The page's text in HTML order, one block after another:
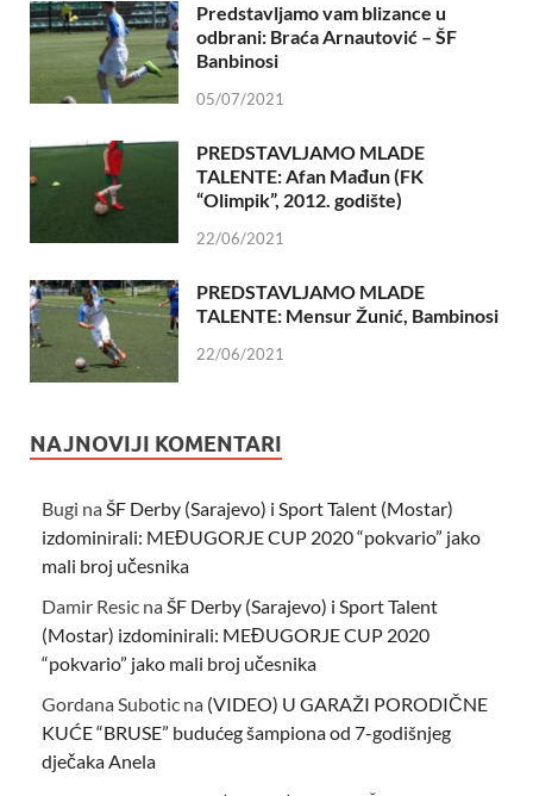
Predstavljamo vam blizance u
odbrani: Braća Arnautović – ŠF
Banbinosi
05/07/2021
PREDSTAVLJAMO MLADE
TALENTE: Afan Mađun (FK
“Olimpik”, 2012. godište)
22/06/2021
PREDSTAVLJAMO MLADE
TALENTE: Mensur Žunić, Bambinosi
22/06/2021
NAJNOVIJI KOMENTARI
Bugi naŠF Derby (Sarajevo) i Sport Talent (Mostar)
izdominirali: MEĐUGORJE CUP 2020 “pokvario” jako
mali broj učesnika
Damir Resic naŠF Derby (Sarajevo) i Sport Talent
(Mostar) izdominirali: MEĐUGORJE CUP 2020
“pokvario” jako mali broj učesnika
Gordana Subotic na (VIDEO) U GARAŽI PORODIČNE
KUĆE “BRUSE” budućeg šampiona od 7-godišnjeg
dječaka Anela